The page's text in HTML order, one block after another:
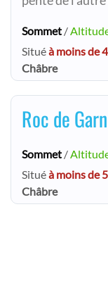
Sommet /
Situéà moins de
Châbre
Roc de
Sommet /
Situéà moins de
Châbre